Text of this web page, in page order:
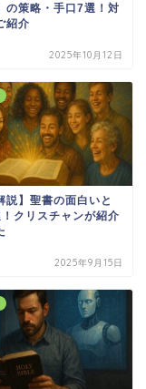
の策略・手口7選！対
紹介
2025年10月12日
説】聖書の面白いと
クリスチャンが紹介
2025年9月15日